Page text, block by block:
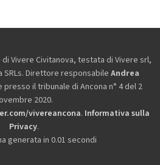
Vivere Civitanova, testata di Vivere srl,
SRLs. Direttore responsabile Andrea
presso il tribunale di Ancona n° 4 del 2
2020.
vivereancona. Informativa sulla
Privacy.
generata in 0.01 secondi